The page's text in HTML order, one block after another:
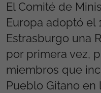
El Comité de
Europa adoptó el
Estrasburgo una
por primera vez,
miembros que
Pueblo Gitano